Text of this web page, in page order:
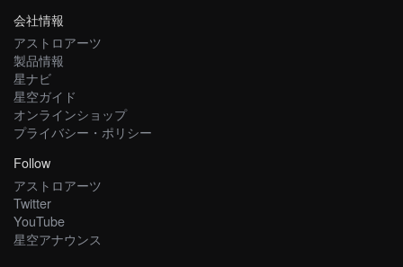
会社情報
アストロアーツ
製品情報
星ナビ
星空ガイド
オンラインショップ
プライバシー・ポリシー
Follow
アストロアーツ
Twitter
YouTube
星空アナウンス